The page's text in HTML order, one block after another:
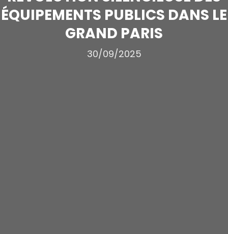
ÉQUIPEMENTS PUBLICS DANS LE
GRAND PARIS
30/09/2025